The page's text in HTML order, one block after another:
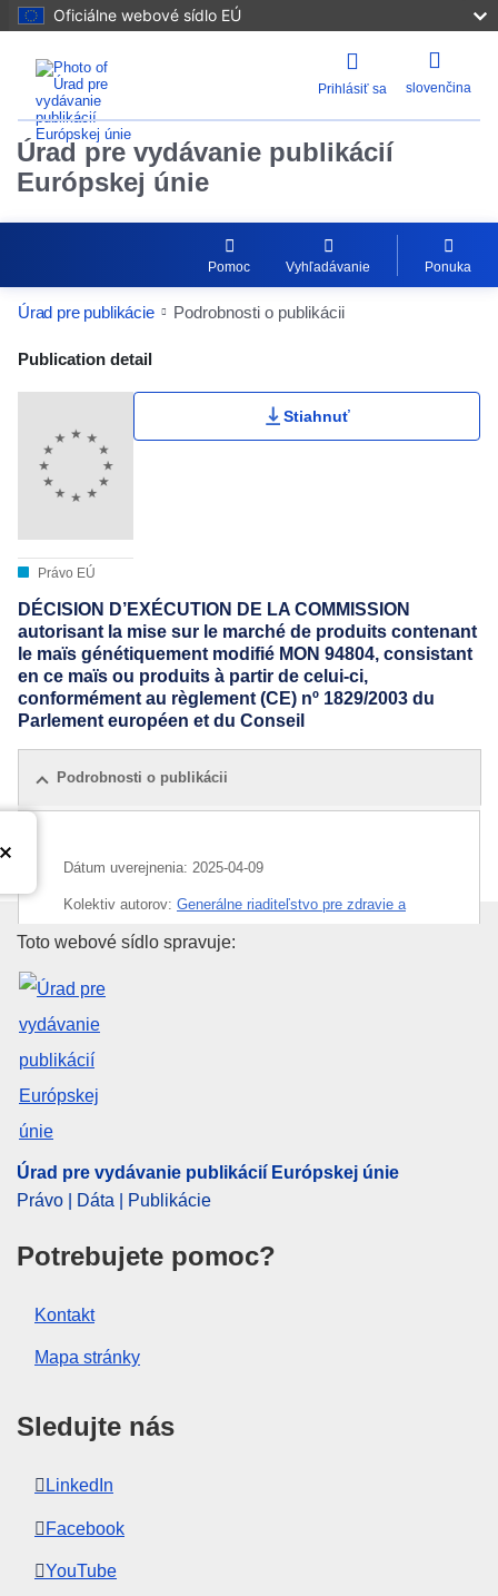
Oficiálne webové sídlo EÚ
Prihlásiť sa slovenčina
Úrad pre vydávanie publikácií
Európskej únie
Pomoc Vyhľadávanie Ponuka
Úrad pre publikácie Podrobnosti o publikácii
Publication Detail Actions Portlet
Publication detail
Právo EÚ
Stiahnuť
DÉCISION D’EXÉCUTION DE LA COMMISSION
autorisant la mise sur le marché de produits contenant
le maïs génétiquement modifié MON 94804, consistant
en ce maïs ou produits à partir de celui-ci,
conformément au règlement (CE) nº 1829/2003 du
Parlement européen et du Conseil
Podrobnosti o publikácii
Dátum uverejnenia: 2025-04-09
Kolektiv autorov: Generálne riaditeľstvo pre zdravie a
bezpečnosť potravín
IMMC : C(2025)2116
Úrad pre vydávanie publikácií
Toto webové sídlo spravuje:
Úrad pre vydávanie publikácií Európskej únie
Právo | Dáta | Publikácie
Potrebujete pomoc?
Kontakt
Mapa stránky
Sledujte nás
LinkedIn
Facebook
YouTube